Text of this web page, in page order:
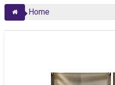
Home